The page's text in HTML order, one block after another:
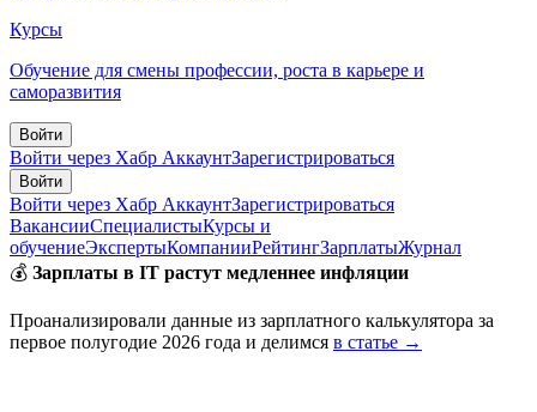
Курсы
Обучение для смены профессии, роста в карьере и
саморазвития
Войти
Войти через Хабр АккаунтЗарегистрироваться
Войти
Войти через Хабр АккаунтЗарегистрироваться
ВакансииСпециалистыКурсы и
обучениеЭкспертыКомпанииРейтингЗарплатыЖурнал
💰 Зарплаты в IT растут медленнее инфляции
Проанализировали данные из зарплатного калькулятора за
первое полугодие 2026 года и делимся в статье →